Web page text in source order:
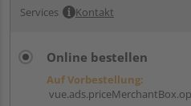
Services Kontakt
Online bestellen
Auf Vorbestellung: